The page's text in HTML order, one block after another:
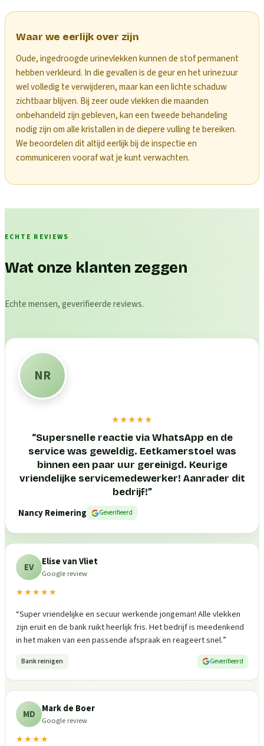
Waar we eerlijk over zijn
Oude, ingedroogde urinevlekken kunnen de stof permanent
hebben verkleurd. In die gevallen is de geur en het urinezuur
wel volledig te verwijderen, maar kan een lichte schaduw
zichtbaar blijven. Bij zeer oude vlekken die maanden
onbehandeld zijn gebleven, kan een tweede behandeling
nodig zijn om alle kristallen in de diepere vulling te bereiken.
We beoordelen dit altijd eerlijk bij de inspectie en
communiceren vooraf wat je kunt verwachten.
ECHTE REVIEWS
Wat onze klanten zeggen
Echte mensen, geverifieerde reviews.
NR
★★★★★
“Supersnelle reactie via WhatsApp en de
service was geweldig. Eetkamerstoel was
binnen een paar uur gereinigd. Keurige
vriendelijke servicemedewerker! Aanrader dit
bedrijf!”
Nancy Reimering
Geverifieerd
EV Elise van Vliet
Google review
★★★★★
“Super vriendelijke en secuur werkende jongeman! Alle vlekken
zijn eruit en de bank ruikt heerlijk fris. Het bedrijf is meedenkend
in het maken van een passende afspraak en reageert snel.”
Bank reinigen Geverifieerd
MD Mark de Boer
Google review
★★★★